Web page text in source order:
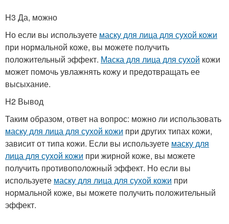
H3 Да, можно
Но если вы используете маску для лица для сухой кожи
при нормальной коже, вы можете получить
положительный эффект. Маска для лица для сухой кожи
может помочь увлажнять кожу и предотвращать ее
высыхание.
H2 Вывод
Таким образом, ответ на вопрос: можно ли использовать
маску для лица для сухой кожи при других типах кожи,
зависит от типа кожи. Если вы используете маску для
лица для сухой кожи при жирной коже, вы можете
получить противоположный эффект. Но если вы
используете маску для лица для сухой кожи при
нормальной коже, вы можете получить положительный
эффект.